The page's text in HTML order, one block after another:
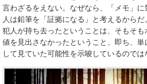
言わざるをえない。なぜなら、「メモ」
人は鉛筆を「証拠になる」と考えるから
犯人が持ち去ったということは、そもそ
値を見出さなかったということ、即ち、単
して見ていた可能性を示唆しているのでは